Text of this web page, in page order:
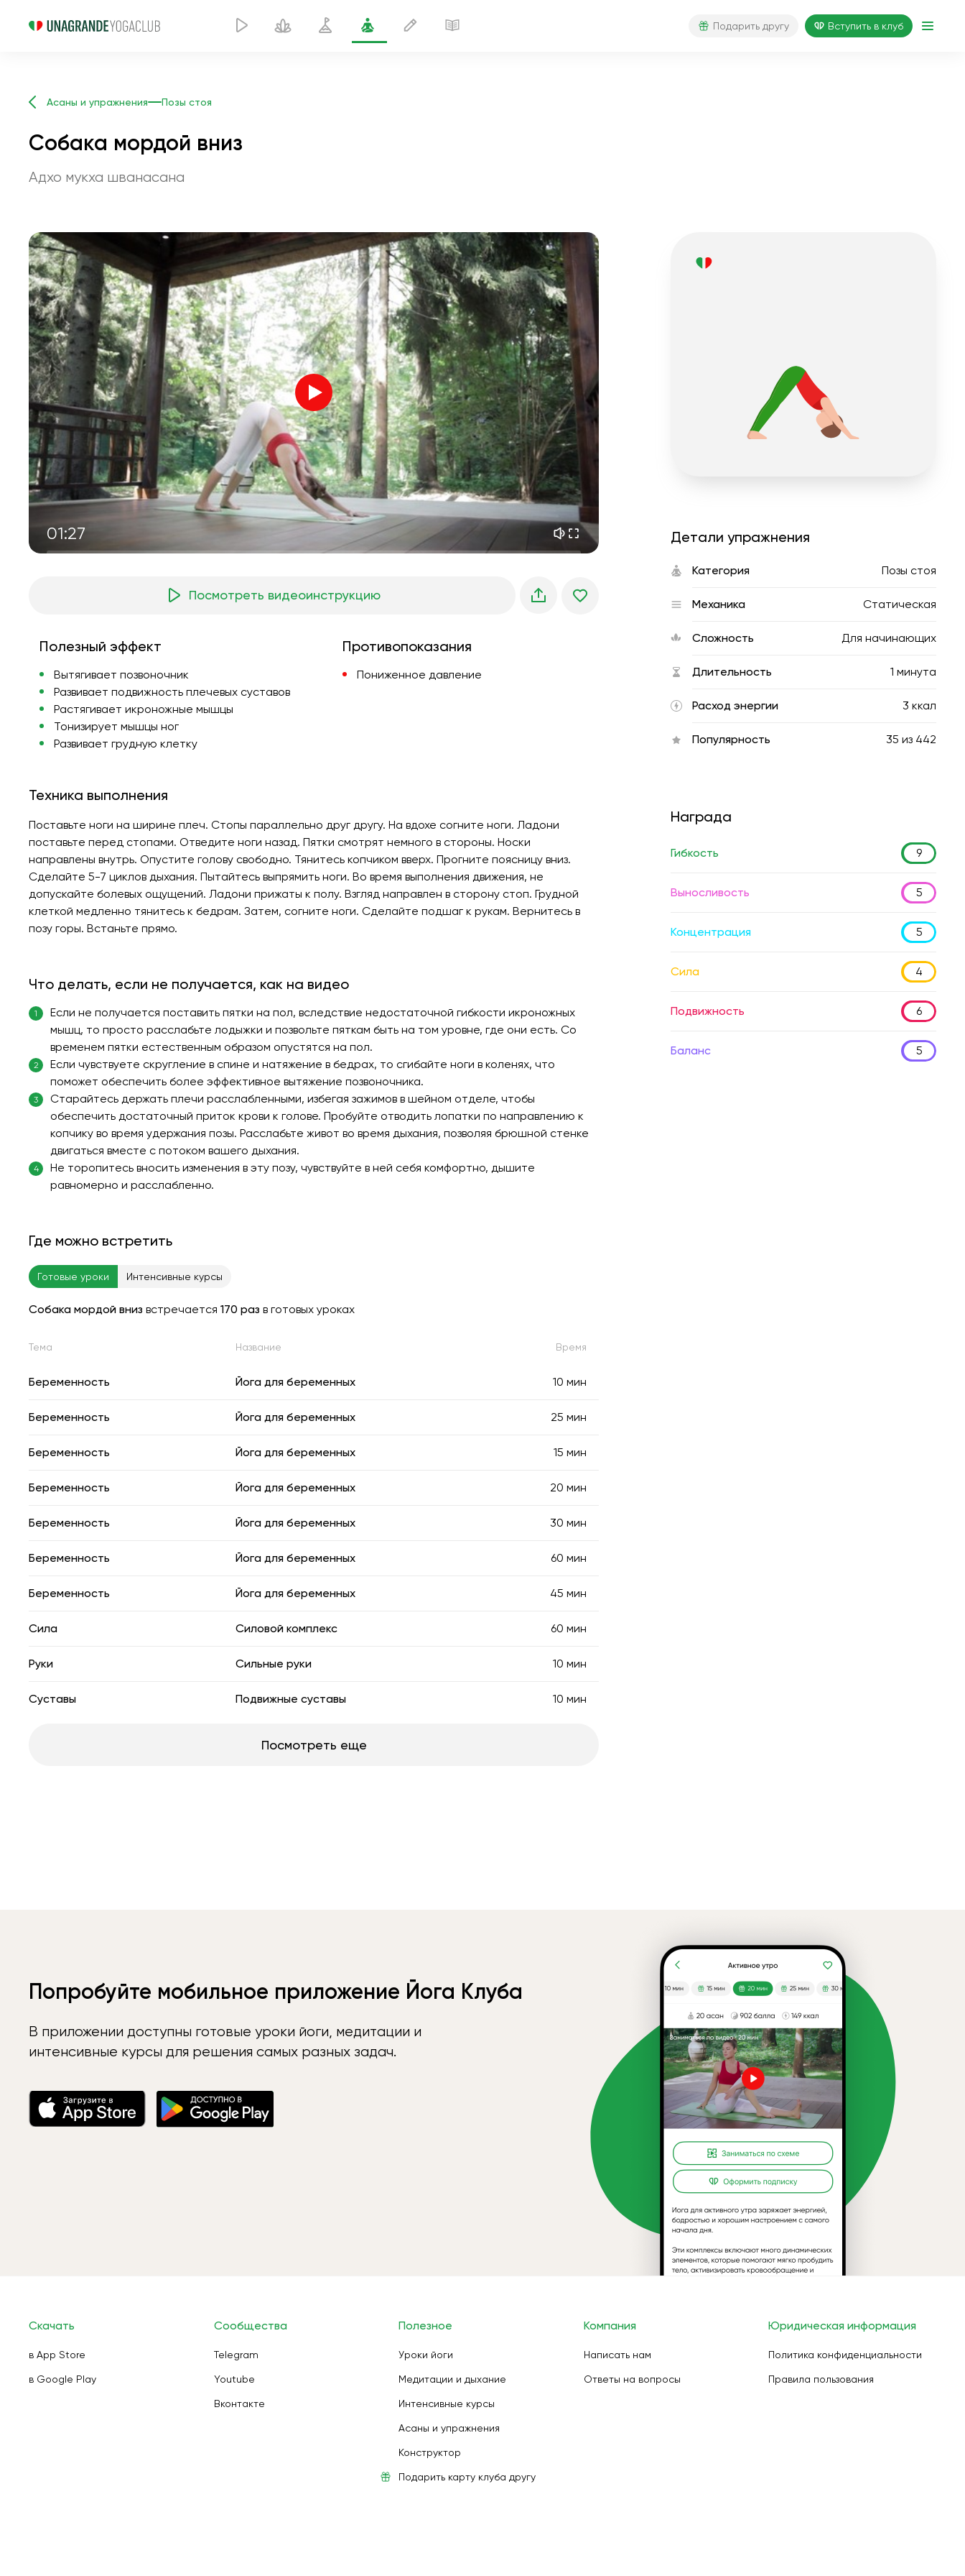
Подарить другу Вступить в клуб
Асаны и упражнения Позы стоя
Собака мордой вниз
Адхо мукха шванасана
01:27
Голос инструктора
полёт души 01:44
внутренний покой 01:27
утренние грёзы 01:34
лесная прохлада 05:00
летний дождь 02:00
горная тишина 02:00
морской бриз 02:00
голос ветра 02:00
весенний лес 02:00
Посмотреть видеоинструкцию
Полезный эффект
Вытягивает позвоночник
Развивает подвижность плечевых суставов
Растягивает икроножные мышцы
Тонизирует мышцы ног
Развивает грудную клетку
Противопоказания
Пониженное давление
Техника выполнения
Поставьте ноги на ширине плеч. Стопы параллельно друг другу. На вдохе согните ноги. Ладони
поставьте перед стопами. Отведите ноги назад. Пятки смотрят немного в стороны. Носки
направлены внутрь. Опустите голову свободно. Тянитесь копчиком вверх. Прогните поясницу вниз.
Сделайте 5-7 циклов дыхания. Пытайтесь выпрямить ноги. Во время выполнения движения, не
допускайте болевых ощущений. Ладони прижаты к полу. Взгляд направлен в сторону стоп. Грудной
клеткой медленно тянитесь к бедрам. Затем, согните ноги. Сделайте подшаг к рукам. Вернитесь в
позу горы. Встаньте прямо.
Что делать, если не получается, как на видео
1
Если не получается поставить пятки на пол, вследствие недостаточной гибкости икроножных
мышц, то просто расслабьте лодыжки и позвольте пяткам быть на том уровне, где они есть. Со
временем пятки естественным образом опустятся на пол.
2
Если чувствуете скругление в спине и натяжение в бедрах, то сгибайте ноги в коленях, что
поможет обеспечить более эффективное вытяжение позвоночника.
3
Старайтесь держать плечи расслабленными, избегая зажимов в шейном отделе, чтобы
обеспечить достаточный приток крови к голове. Пробуйте отводить лопатки по направлению к
копчику во время удержания позы. Расслабьте живот во время дыхания, позволяя брюшной стенке
двигаться вместе с потоком вашего дыхания.
4
Не торопитесь вносить изменения в эту позу, чувствуйте в ней себя комфортно, дышите
равномерно и расслабленно.
Где можно встретить
Готовые уроки Интенсивные курсы
Собака мордой вниз встречается 170 раз в готовых уроках
Тема Название Время
Беременность Йога для беременных 10 мин
Беременность Йога для беременных 25 мин
Беременность Йога для беременных 15 мин
Беременность Йога для беременных 20 мин
Беременность Йога для беременных 30 мин
Беременность Йога для беременных 60 мин
Беременность Йога для беременных 45 мин
Сила Силовой комплекс 60 мин
Руки Сильные руки 10 мин
Суставы Подвижные суставы 10 мин
Посмотреть еще
Детали упражнения
Категория Позы стоя
Механика Статическая
Сложность Для начинающих
Длительность 1 минута
Расход энергии 3 ккал
Популярность 35 из 442
Награда
Гибкость 9
Выносливость 5
Концентрация 5
Сила 4
Подвижность 6
Баланс 5
Попробуйте мобильное приложение Йога Клуба
В приложении доступны готовые уроки йоги, медитации и
интенсивные курсы для решения самых разных задач.
Скачать
в App Store
в Google Play
Сообщества
Telegram
Youtube
Вконтакте
Полезное
Уроки йоги
Медитации и дыхание
Интенсивные курсы
Асаны и упражнения
Конструктор
Подарить карту клуба другу
Компания
Написать нам
Ответы на вопросы
Юридическая информация
Политика конфиденциальности
Правила пользования